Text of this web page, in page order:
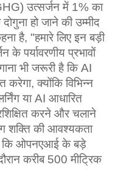
उत्सर्जन में 1% का
हो जाने की उम्मीद
है, "हमारे लिए इन बड़ी
के पर्यावरणीय प्रभावों
भी जरूरी है कि AI
करेगा, क्योंकि विभिन्न
या AI आधारित
करने और चलाने
शक्ति की आवश्यकता
कि ओपनएआई के बड़े
करीब 500 मीट्रिक